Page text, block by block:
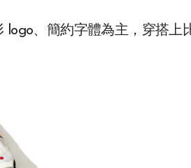
logo、簡約字體為主，穿搭上